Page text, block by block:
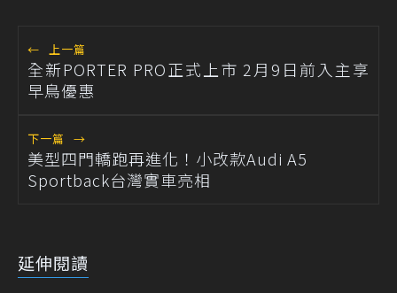
← 上一篇
全新PORTER PRO正式上市 2月9日前入主享
早鳥優惠
下一篇 →
美型四門轎跑再進化！小改款Audi A5
Sportback台灣實車亮相
延伸閱讀